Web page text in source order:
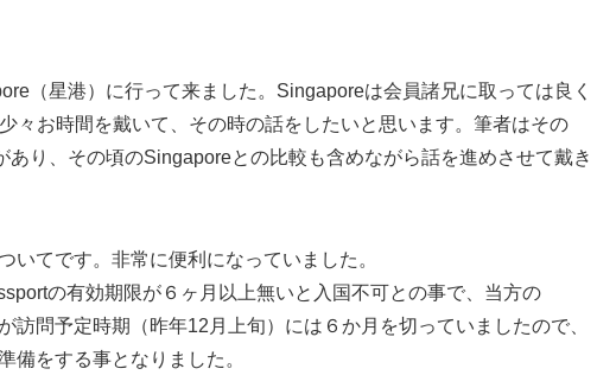
（星港）に行って来ました。Singaporeは会員諸兄に取っては良く
々お時間を戴いて、その時の話をしたいと思います。筆者はその
り、その頃のSingaporeとの比較も含めながら話を進めさせて戴き
てです。非常に便利になっていました。
の有効期限が６ヶ月以上無いと入国不可との事で、当方の
訪問予定時期（昨年12月上旬）には６か月を切っていましたので、
備をする事となりました。